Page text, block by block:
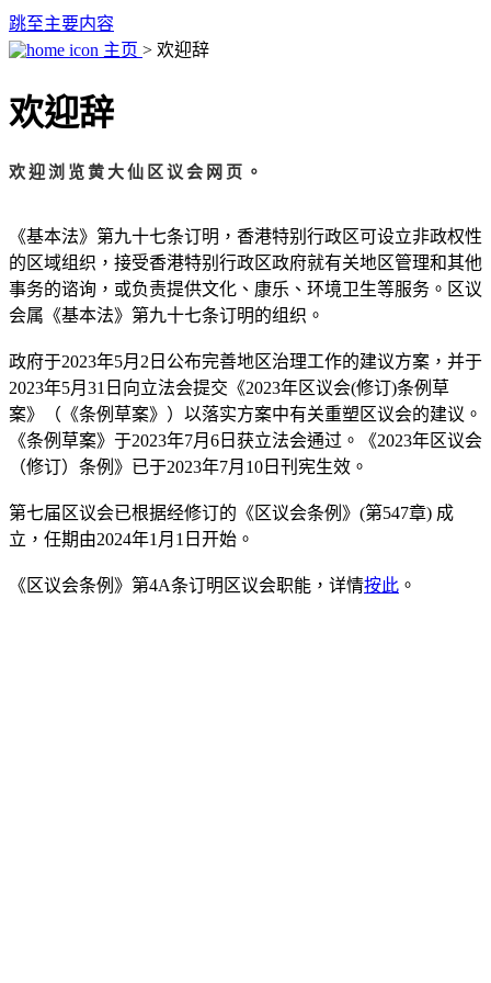
跳至主要内容
主页 > 欢迎辞
欢迎辞
欢迎浏览黄大仙区议会网页。
《基本法》第九十七条订明，香港特别行政区可设立非政权性
的区域组织，接受香港特别行政区政府就有关地区管理和其他
事务的谘询，或负责提供文化、康乐、环境卫生等服务。区议
会属《基本法》第九十七条订明的组织。
政府于2023年5月2日公布完善地区治理工作的建议方案，并于
2023年5月31日向立法会提交《2023年区议会(修订)条例草
案》（《条例草案》）以落实方案中有关重塑区议会的建议。
《条例草案》于2023年7月6日获立法会通过。《2023年区议会
（修订）条例》已于2023年7月10日刊宪生效。
第七届区议会已根据经修订的《区议会条例》(第547章) 成
立，任期由2024年1月1日开始。
《区议会条例》第4A条订明区议会职能，详情按此 。